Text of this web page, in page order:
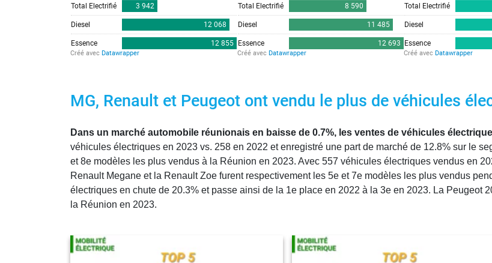
MG, Renault et Peugeot ont vendu le plus de véhicules
Dans un marché automobile réunionais en baisse de 0.7%, les ventes de véhicules
véhicules électriques en 2023 vs. 258 en 2022 et enregistré une part de marché de 12.8% sur le
et 8e modèles les plus vendus à la Réunion en 2023. Avec 557 véhicules électriques vendus en
Renault Megane et la Renault Zoe furent respectivement les 5e et 7e modèles les plus vendus
électriques en chute de 20.3% et passe ainsi de la 1e place en 2022 à la 3e en 2023. La Peugeot
la Réunion en 2023.